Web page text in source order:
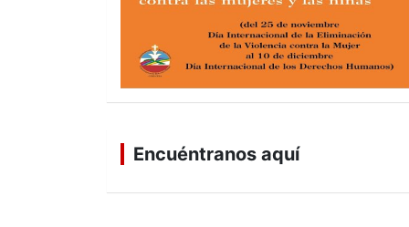
Encuéntranos aquí